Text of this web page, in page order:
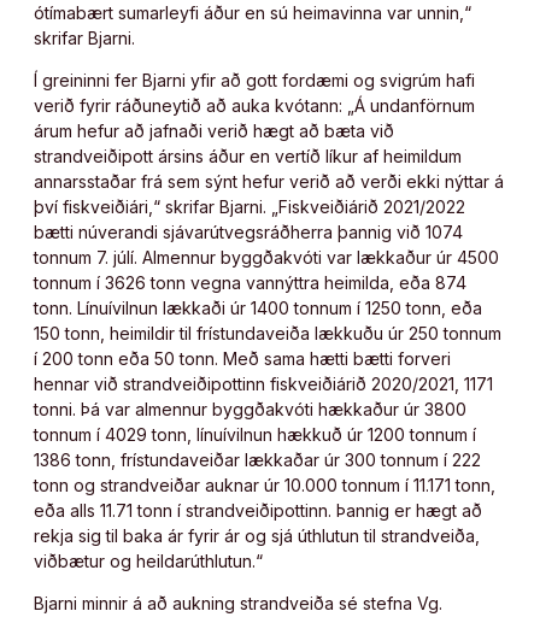
ótímabært sumarleyfi áður en sú heimavinna var unnin,“
skrifar Bjarni.
Í greininni fer Bjarni yfir að gott fordæmi og svigrúm hafi
verið fyrir ráðuneytið að auka kvótann: „Á undanförnum
árum hefur að jafnaði verið hægt að bæta við
strandveiðipott ársins áður en vertíð líkur af heimildum
annarsstaðar frá sem sýnt hefur verið að verði ekki nýttar á
því fiskveiðiári,“ skrifar Bjarni. „Fiskveiðiárið 2021/2022
bætti núverandi sjávarútvegsráðherra þannig við 1074
tonnum 7. júlí. Almennur byggðakvóti var lækkaður úr 4500
tonnum í 3626 tonn vegna vannýttra heimilda, eða 874
tonn. Línuívilnun lækkaði úr 1400 tonnum í 1250 tonn, eða
150 tonn, heimildir til frístundaveiða lækkuðu úr 250 tonnum
í 200 tonn eða 50 tonn. Með sama hætti bætti forveri
hennar við strandveiðipottinn fiskveiðiárið 2020/2021, 1171
tonni. Þá var almennur byggðakvóti hækkaður úr 3800
tonnum í 4029 tonn, línuívilnun hækkuð úr 1200 tonnum í
1386 tonn, frístundaveiðar lækkaðar úr 300 tonnum í 222
tonn og strandveiðar auknar úr 10.000 tonnum í 11.171 tonn,
eða alls 11.71 tonn í strandveiðipottinn. Þannig er hægt að
rekja sig til baka ár fyrir ár og sjá úthlutun til strandveiða,
viðbætur og heildarúthlutun.“
Bjarni minnir á að aukning strandveiða sé stefna Vg.